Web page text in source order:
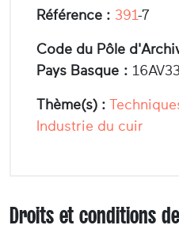
Référence : 391-7
Code du Pôle
Pays Basque :
Thème(s) :
Industrie du cuir
Droits et conditions